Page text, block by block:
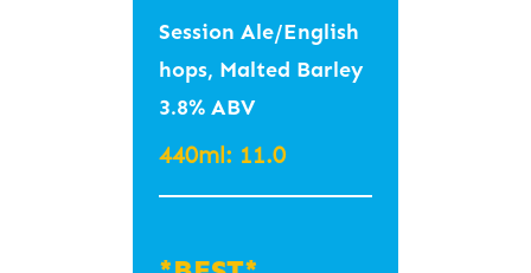
Fizy 피지 4.2%
IBU 5.5
Sour Ale
Session Ale/English
hops, Malted Barley
3.8% ABV
440ml: 11.0